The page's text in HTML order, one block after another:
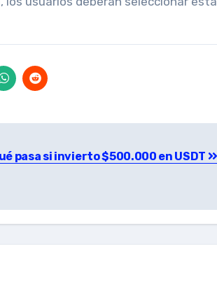
pasa si invierto $500.000 en USDT